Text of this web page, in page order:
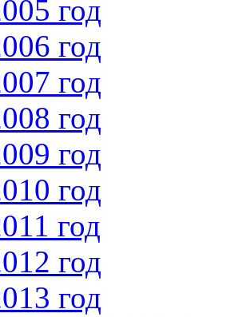
год
год
год
год
год
год
год
год
год